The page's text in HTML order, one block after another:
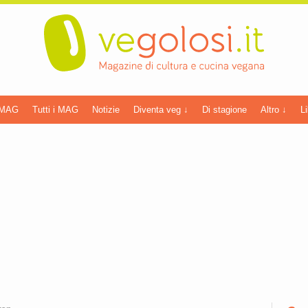
Tutti i MAG Notizie Diventa veg ↓ Di stagione Altro ↓